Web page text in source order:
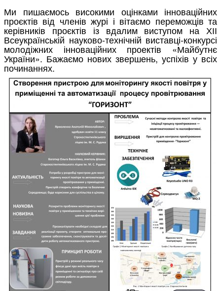
Ми пишаємось високими оцінками інноваційних
проєктів від членів журі і вітаємо переможців та
керівників проєктів із вдалим виступом на ХІІ
Всеукраїнській науково-технічній виставці-конкурсі
молодіжних інноваційних проектів «Майбутнє
України». Бажаємо нових звершень, успіхів у всіх
починаннях.